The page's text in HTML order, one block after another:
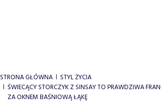
STRONA GŁÓWNA
STYL ŻYCIA
ŚWIECĄCY STORCZYK Z SINSAY TO PRAWDZIWA
ZA OKNEM BAŚNIOWĄ ŁĄKĘ